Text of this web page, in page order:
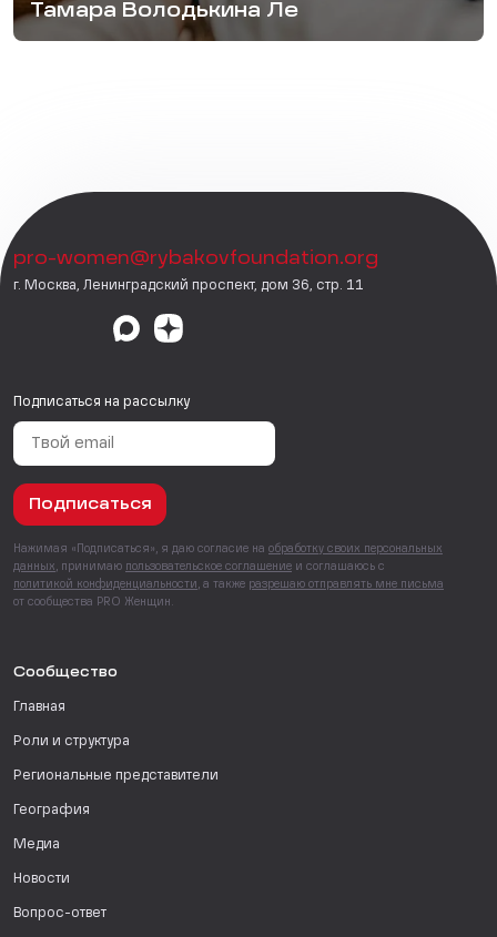
Тамара Володькина Ле
pro-women@rybakovfoundation.org
г. Москва, Ленинградский проспект, дом 36, стр. 11
Подписаться на рассылку
Подписаться
Нажимая «Подписаться», я даю согласие на обработку своих персональных
данных , принимаю пользовательское соглашение и соглашаюсь с
политикой конфиденциальности , а также разрешаю отправлять мне письма
от сообщества PRO Женщин.
Сообщество
Главная
Роли и структура
Региональные представители
География
Медиа
Новости
Вопрос-ответ